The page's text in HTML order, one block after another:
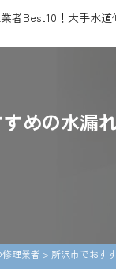
者Best10！大手水道
めの水漏
理業者 > 所沢市でおす